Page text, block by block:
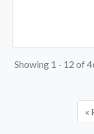
Showing 1 - 12 of
«